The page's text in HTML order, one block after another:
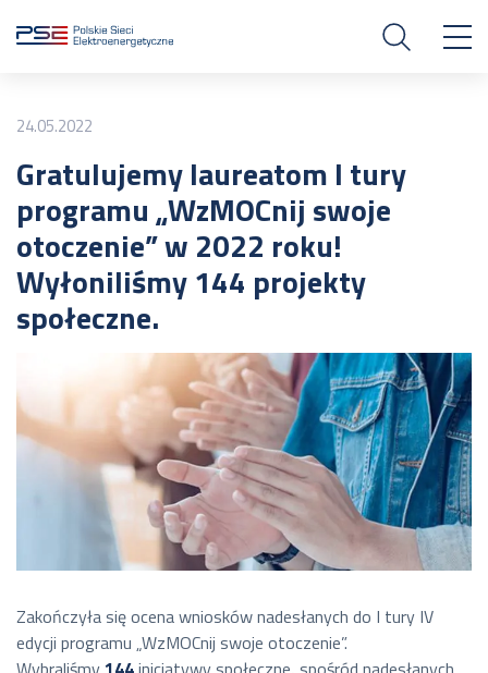
24.05.2022
Gratulujemy laureatom I tury
programu „WzMOCnij swoje
otoczenie” w 2022 roku!
Wyłoniliśmy 144 projekty
społeczne.
Zakończyła się ocena wniosków nadesłanych do I tury IV
edycji programu „WzMOCnij swoje otoczenie”.